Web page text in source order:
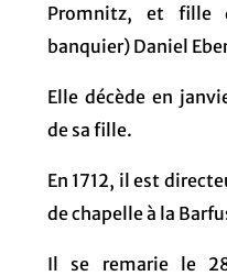
Promnitz, et fille
banquier) Daniel
Elle décède en
de sa fille.
En 1712, il est
de chapelle à la
Il se remarie le